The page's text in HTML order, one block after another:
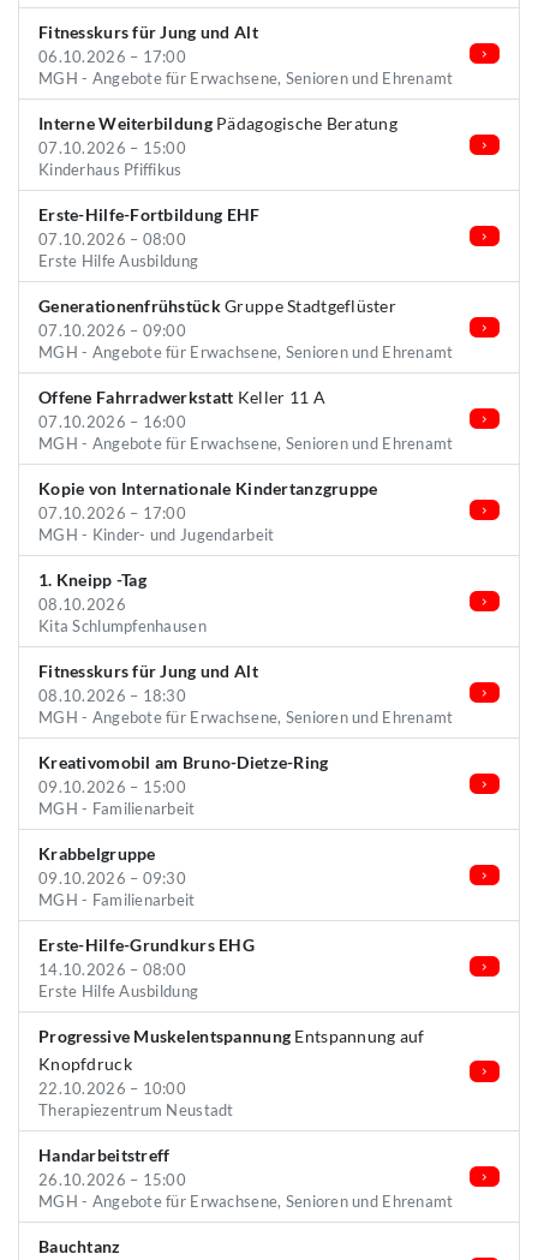
Fitnesskurs für Jung und Alt
06.10.2026 – 17:00
MGH - Angebote für Erwachsene, Senioren und Ehrenamt
Interne WeiterbildungPädagogische Beratung
07.10.2026 – 15:00
Kinderhaus Pfiffikus
Erste-Hilfe-Fortbildung EHF
07.10.2026 – 08:00
Erste Hilfe Ausbildung
GenerationenfrühstückGruppe Stadtgeflüster
07.10.2026 – 09:00
MGH - Angebote für Erwachsene, Senioren und Ehrenamt
Offene Fahrradwerkstatt Keller 11 A
07.10.2026 – 16:00
MGH - Angebote für Erwachsene, Senioren und Ehrenamt
Kopie von Internationale Kindertanzgruppe
07.10.2026 – 17:00
MGH - Kinder- und Jugendarbeit
1. Kneipp -Tag
08.10.2026
Kita Schlumpfenhausen
Fitnesskurs für Jung und Alt
08.10.2026 – 18:30
MGH - Angebote für Erwachsene, Senioren und Ehrenamt
Kreativomobil am Bruno-Dietze-Ring
09.10.2026 – 15:00
MGH - Familienarbeit
Krabbelgruppe
09.10.2026 – 09:30
MGH - Familienarbeit
Erste-Hilfe-Grundkurs EHG
14.10.2026 – 08:00
Erste Hilfe Ausbildung
Progressive Muskelentspannung Entspannung auf
Knopfdruck
22.10.2026 – 10:00
Therapiezentrum Neustadt
Handarbeitstreff
26.10.2026 – 15:00
MGH - Angebote für Erwachsene, Senioren und Ehrenamt
Bauchtanz